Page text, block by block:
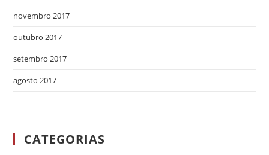
novembro 2017
outubro 2017
setembro 2017
agosto 2017
CATEGORIAS